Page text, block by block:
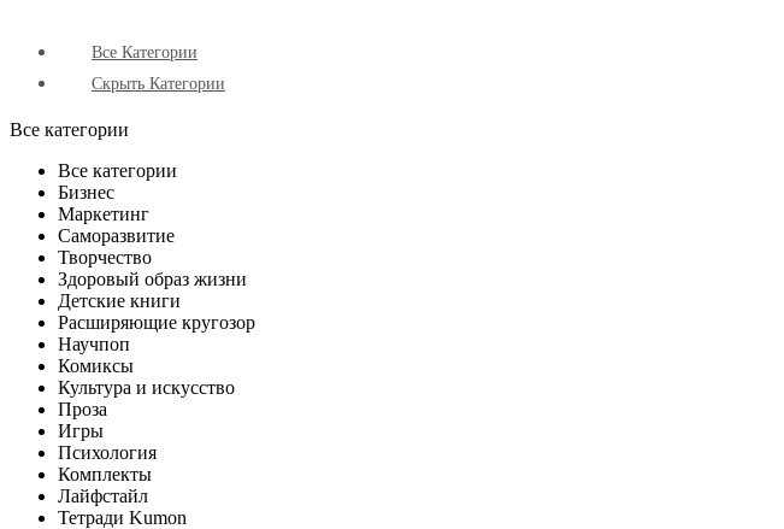
Все Категории
Скрыть Категории
Все категории
Все категории
Бизнес
Маркетинг
Саморазвитие
Творчество
Здоровый образ жизни
Детские книги
Расширяющие кругозор
Научпоп
Комиксы
Культура и искусство
Проза
Игры
Психология
Комплекты
Лайфстайл
Тетради Kumon